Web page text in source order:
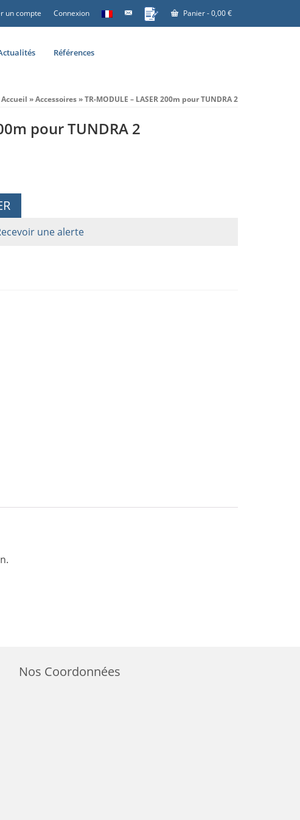
un compte Connexion Panier-0,00€
Références
Accueil »Accessoires»TR-MODULE – LASER 200m pour TUNDRA 2
pour TUNDRA 2
une alerte
Nos Coordonnées